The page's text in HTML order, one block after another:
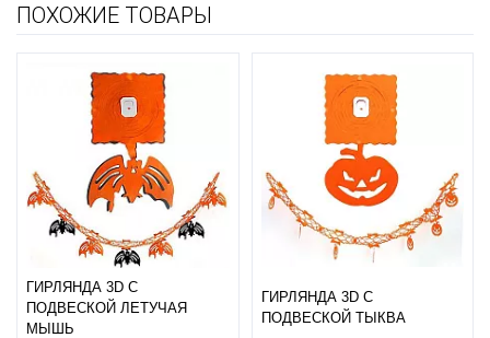
ПОХОЖИЕ ТОВАРЫ
ГИРЛЯНДА 3D С
ПОДВЕСКОЙ ЛЕТУЧАЯ
МЫШЬ
ГИРЛЯНДА 3D С
ПОДВЕСКОЙ ТЫКВА